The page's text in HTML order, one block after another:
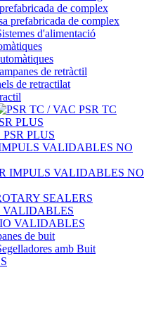
de complex
PLUS
VALIDABLES NO
VALIDABLES